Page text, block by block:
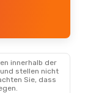
innerhalb der
stellen nicht
Sie, dass